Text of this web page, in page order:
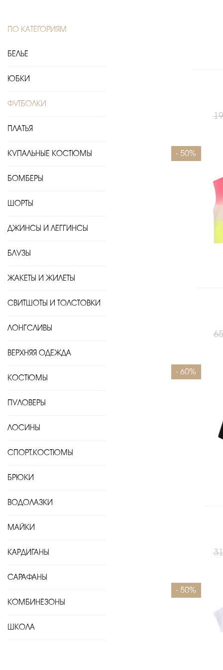
ПО КАТЕГОРИЯМ
БЕЛЬЕ
ЮБКИ
ФУТБОЛКИ
ПЛАТЬЯ
КУПАЛЬНЫЕ КОСТЮМЫ
БОМБЕРЫ
ШОРТЫ
ДЖИНСЫ И ЛЕГГИНСЫ
БЛУЗЫ
ЖАКЕТЫ И ЖИЛЕТЫ
СВИТШОТЫ И ТОЛСТОВКИ
ЛОНГСЛИВЫ
ВЕРХНЯЯ ОДЕЖДА
КОСТЮМЫ
ПУЛОВЕРЫ
ЛОСИНЫ
СПОРТ.КОСТЮМЫ
БРЮКИ
ВОДОЛАЗКИ
МАЙКИ
КАРДИГАНЫ
САРАФАНЫ
КОМБИНЕЗОНЫ
ШКОЛА
- 50%
- 60%
- 50%